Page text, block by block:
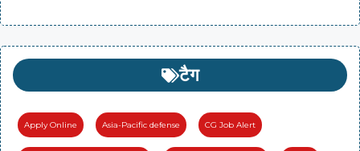
टैग
Apply Online Asia-Pacific defense CG Job Alert